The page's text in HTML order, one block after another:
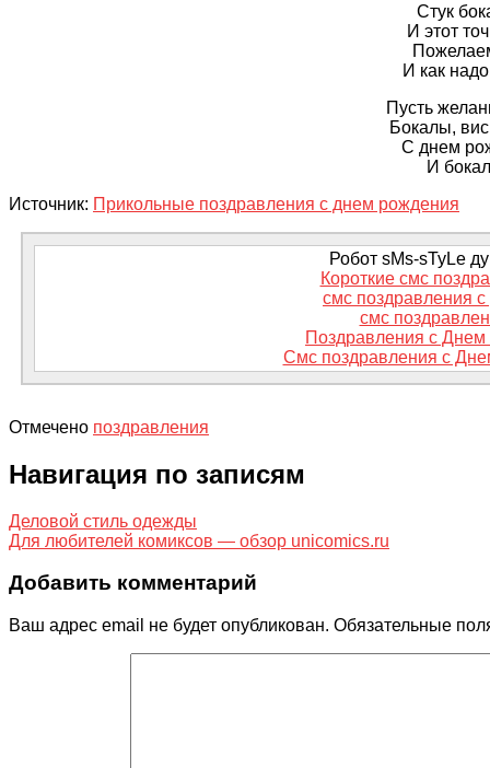
Стук
И этот
И как
Пусть
Бокалы,
С днем
И
Источник: Прикольные поздравления с днем рождения
Робот sMs-sTyLe
Короткие смс
смс поздравления
смс
Поздравления с
Смс поздравления с
Отмечено поздравления
Навигация по записям
Деловой стиль одежды
Для любителей комиксов — обзор unicomics.ru
Добавить комментарий
Ваш адрес email не будет опубликован. Обязательные